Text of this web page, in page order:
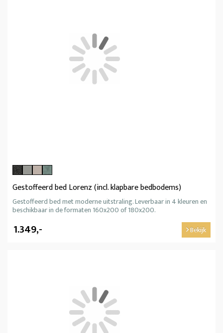
Gestoffeerd bed Lorenz (incl. klapbare bedbodems)
Gestoffeerd bed met moderne uitstraling. Leverbaar in 4 kleuren en
beschikbaar in de formaten 160x200 of 180x200.
1.349,- Bekijk